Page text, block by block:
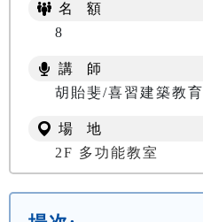
名 額
8
講 師
胡貽斐/喜習建築教育
場 地
2F 多功能教室